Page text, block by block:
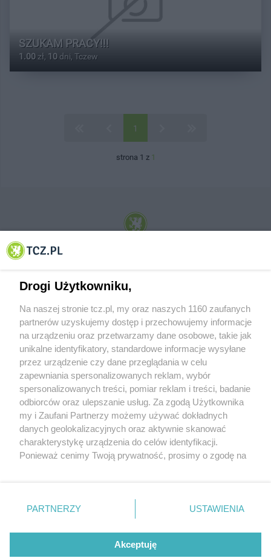
SZUKAM PRACY!!!
1.00 zł, 10 dni, Tczew
1
strona 1 z 1
© 2001-2026 Tczew - TCZ.PL Sp. z o.o. Internetowy Serwis Informacyjny Miasta
O FIRMIE POLITYKA PRYWATNOŚCI HOSTING
REKLAMA WSPÓŁPRACA RSS FACEBOOK KONTAKT
Nasze serwisy
Aktualności
Tcz24
Historia miasta
Muzyka i kultura
Archiwum wydarzeń
Zdjęcia miasta
Drogi Użytkowniku,
Na naszej stronie tcz.pl, my oraz naszych 1160 zaufanych
partnerów uzyskujemy dostęp i przechowujemy informacje
na urządzeniu oraz przetwarzamy dane osobowe, takie jak
unikalne identyfikatory, standardowe informacje wysyłane
przez urządzenie czy dane przeglądania w celu
zapewniania spersonalizowanych reklam, wybór
spersonalizowanych treści, pomiar reklam i treści, badanie
odbiorców oraz ulepszanie usług. Za zgodą Użytkownika
my i Zaufani Partnerzy możemy używać dokładnych
danych geolokalizacyjnych oraz aktywnie skanować
charakterystykę urządzenia do celów identyfikacji.
Ponieważ cenimy Twoją prywatność, prosimy o zgodę na
znajdujący się w lewym dolnym rogu strony
. Niektóre
przetwarzaniu. Preferencje będą miały zastosowania tylko
PARTNERZY USTAWIENIA
Akceptuję